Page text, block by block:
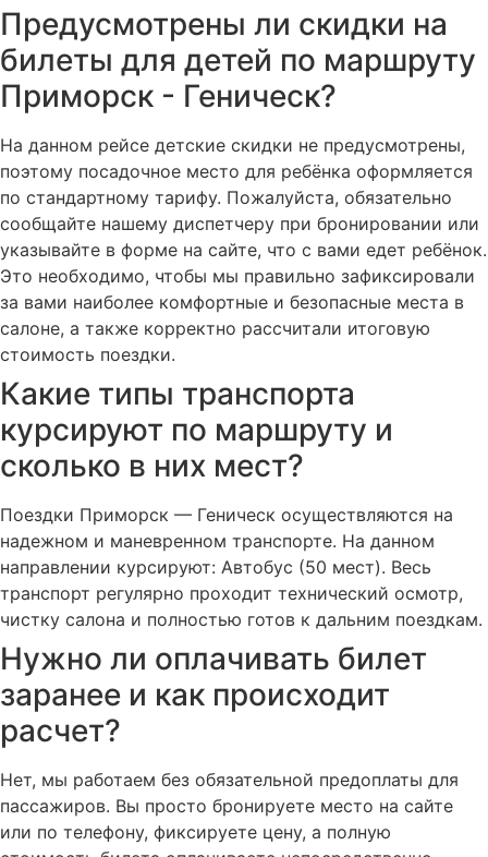
Предусмотрены ли скидки на
билеты для детей по маршруту
Приморск - Геническ?
На данном рейсе детские скидки не предусмотрены,
поэтому посадочное место для ребёнка оформляется
по стандартному тарифу. Пожалуйста, обязательно
сообщайте нашему диспетчеру при бронировании или
указывайте в форме на сайте, что с вами едет ребёнок.
Это необходимо, чтобы мы правильно зафиксировали
за вами наиболее комфортные и безопасные места в
салоне, а также корректно рассчитали итоговую
стоимость поездки.
Какие типы транспорта
курсируют по маршруту и
сколько в них мест?
Поездки Приморск — Геническ осуществляются на
надежном и маневренном транспорте. На данном
направлении курсируют: Автобус (50 мест). Весь
транспорт регулярно проходит технический осмотр,
чистку салона и полностью готов к дальним поездкам.
Нужно ли оплачивать билет
заранее и как происходит
расчет?
Нет, мы работаем без обязательной предоплаты для
пассажиров. Вы просто бронируете место на сайте
или по телефону, фиксируете цену, а полную